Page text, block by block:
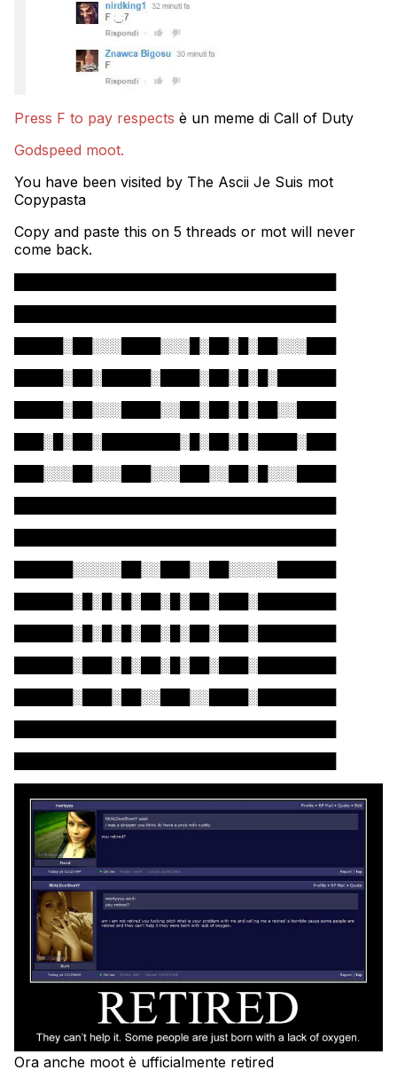
Press F to pay respects è un meme di Call of Duty
Godspeed moot.
You have been visited by The Ascii Je Suis mot
Copypasta
Copy and paste this on 5 threads or mot will never
come back.
█████░██░░░████░░░█░██░█░██░░░███
█████░██░█████░████░██░█░█░██████
█████░██░░░████░░██░██░█░██░░████
███░█░██░████████░█░██░█░████░███
███░░░██░░░███░░░███░░██░█░░░████
██████░░░░░██░░███░░██░░░░░██████
██████░█░█░█░██░█░██░███░████████
██████░█░█░█░██░█░██░███░████████
██████░███░█░██░█░██░███░████████
██████░███░██░░███░░████░████████
Ora anche moot è ufficialmente retired